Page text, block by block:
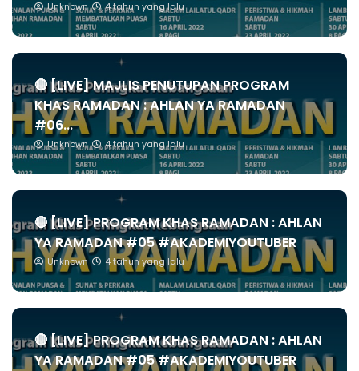
Unknown 4 tahun yang lalu
🔴 [LIVE] MAJLIS PENUTUPAN PROGRAM
KHAS RAMADAN : AHLAN YA RAMADAN
#06...
Unknown 4 tahun yang lalu
🔴 [LIVE] PROGRAM KHAS RAMADAN : AHLAN
YA RAMADAN #05 #AKADEMIYOUTUBER
Unknown 4 tahun yang lalu
🔴 [LIVE] PROGRAM KHAS RAMADAN : AHLAN
YA RAMADAN #05 #AKADEMIYOUTUBER